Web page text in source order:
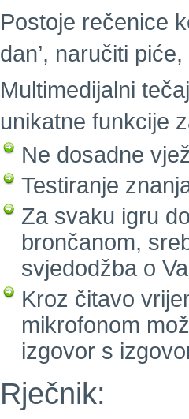
Postoje rečenice
dan’, naručiti
Multimedijalni
unikatne funkcije
Ne dosadne
Testiranje
Za svaku igru
brončanom,
svjedodžba o
Kroz čitavo
mikrofonom
izgovor s
Rječnik: